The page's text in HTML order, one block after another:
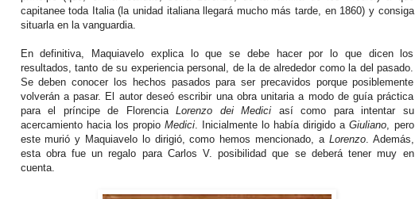
capitanee toda Italia (la unidad italiana llegará mucho más tarde, en 1860) y consiga
situarla en la vanguardia.
En definitiva, Maquiavelo explica lo que se debe hacer por lo que dicen los
resultados, tanto de su experiencia personal, de la de alrededor como la del pasado.
Se deben conocer los hechos pasados para ser precavidos porque posiblemente
volverán a pasar. El autor deseó escribir una obra unitaria a modo de guía práctica
para el príncipe de Florencia Lorenzo dei Medici así como para intentar su
acercamiento hacia los propio Medici. Inicialmente lo había dirigido aGiuliano, pero
este murió y Maquiavelo lo dirigió, como hemos mencionado, a Lorenzo. Además,
esta obra fue un regalo para Carlos V. posibilidad que se deberá tener muy en
cuenta.